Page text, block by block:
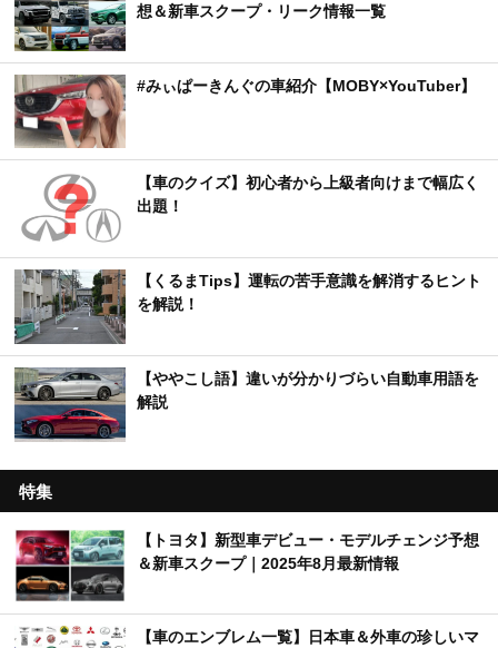
想＆新車スクープ・リーク情報一覧
#みぃぱーきんぐの車紹介【MOBY×YouTuber】
【車のクイズ】初心者から上級者向けまで幅広く
出題！
【くるまTips】運転の苦手意識を解消するヒント
を解説！
【ややこし語】違いが分かりづらい自動車用語を
解説
特集
【トヨタ】新型車デビュー・モデルチェンジ予想
＆新車スクープ｜2025年8月最新情報
【車のエンブレム一覧】日本車＆外車の珍しいマ